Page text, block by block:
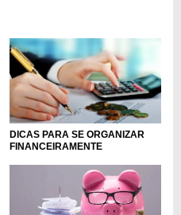
DICAS PARA SE ORGANIZAR
FINANCEIRAMENTE